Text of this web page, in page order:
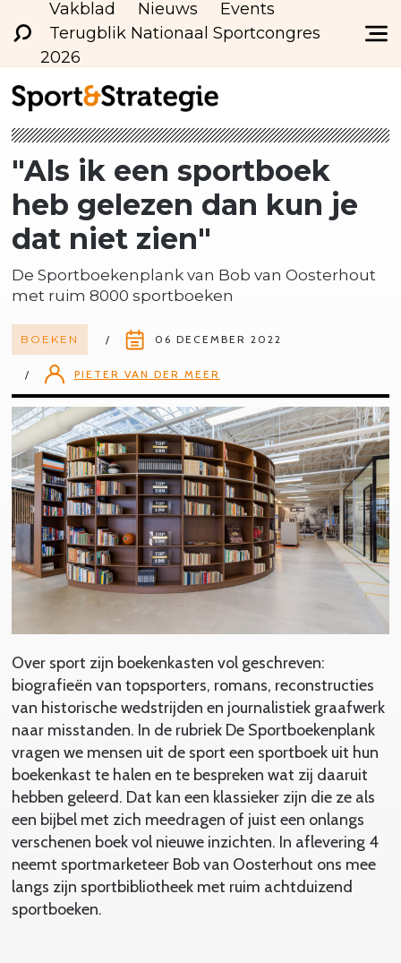
Vakblad Nieuws
Events
Terugblik Nationaal Sportcongres
2026
"Als ik een sportboek
heb gelezen dan kun je
dat niet zien"
De Sportboekenplank van Bob van Oosterhout
met ruim 8000 sportboeken
BOEKEN 06 DECEMBER 2022
PIETER VAN DER MEER
Over sport zijn boekenkasten vol geschreven:
biografieën van topsporters, romans, reconstructies
van historische wedstrijden en journalistiek graafwerk
naar misstanden. In de rubriek De Sportboekenplank
vragen we mensen uit de sport een sportboek uit hun
boekenkast te halen en te bespreken wat zij daaruit
hebben geleerd. Dat kan een klassieker zijn die ze als
een bijbel met zich meedragen of juist een onlangs
verschenen boek vol nieuwe inzichten. In aflevering 4
neemt sportmarketeer Bob van Oosterhout ons mee
langs zijn sportbibliotheek met ruim achtduizend
sportboeken.